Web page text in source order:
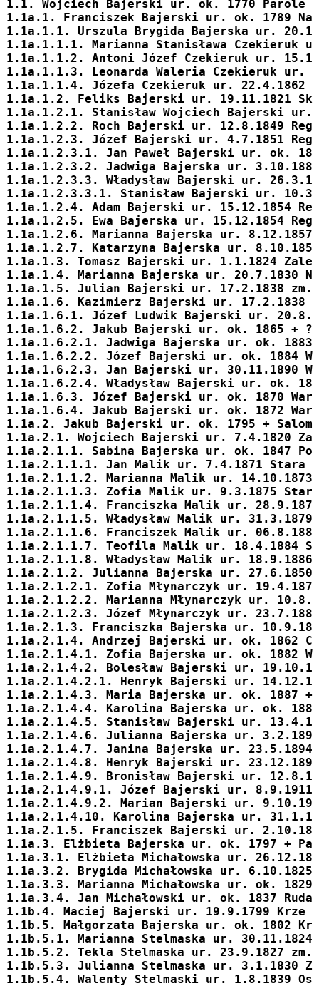
1.1. Wojciech Bajerski ur. ok. 1770 Parole
1.1a.1. Franciszek Bajerski ur. ok. 1789
1.1a.1.1. Urszula Brygida Bajerska ur.
1.1a.1.1.1. Marianna Stanisława Czekieruk
1.1a.1.1.2. Antoni Józef Czekieruk ur.
1.1a.1.1.3. Leonarda Waleria Czekieruk ur.
1.1a.1.1.4. Józefa Czekieruk ur. 22.4.1862
1.1a.1.2. Feliks Bajerski ur. 19.11.1821
1.1a.1.2.1. Stanisław Wojciech Bajerski ur.
1.1a.1.2.2. Roch Bajerski ur. 12.8.1849
1.1a.1.2.3. Józef Bajerski ur. 4.7.1851
1.1a.1.2.3.1. Jan Paweł Bajerski ur. ok.
1.1a.1.2.3.2. Jadwiga Bajerska ur.
1.1a.1.2.3.3. Władysław Bajerski ur.
1.1a.1.2.3.3.1. Stanisław Bajerski ur.
1.1a.1.2.4. Adam Bajerski ur. 15.12.1854
1.1a.1.2.5. Ewa Bajerska ur. 15.12.1854
1.1a.1.2.6. Marianna Bajerska ur. 8.12.1857
1.1a.1.2.7. Katarzyna Bajerska ur.
1.1a.1.3. Tomasz Bajerski ur. 1.1.1824
1.1a.1.4. Marianna Bajerska ur. 20.7.1830
1.1a.1.5. Julian Bajerski ur. 17.2.1838 zm.
1.1a.1.6. Kazimierz Bajerski ur. 17.2.1838
1.1a.1.6.1. Józef Ludwik Bajerski ur.
1.1a.1.6.2. Jakub Bajerski ur. ok. 1865 + ?
1.1a.1.6.2.1. Jadwiga Bajerska ur. ok. 1883
1.1a.1.6.2.2. Józef Bajerski ur. ok. 1884
1.1a.1.6.2.3. Jan Bajerski ur. 30.11.1890
1.1a.1.6.2.4. Władysław Bajerski ur. ok.
1.1a.1.6.3. Józef Bajerski ur. ok. 1870
1.1a.1.6.4. Jakub Bajerski ur. ok. 1872
1.1a.2. Jakub Bajerski ur. ok. 1795 +
1.1a.2.1. Wojciech Bajerski ur. 7.4.1820
1.1a.2.1.1. Sabina Bajerska ur. ok. 1847
1.1a.2.1.1.1. Jan Malik ur. 7.4.1871 Stara
1.1a.2.1.1.2. Marianna Malik ur.
1.1a.2.1.1.3. Zofia Malik ur. 9.3.1875 Stara
1.1a.2.1.1.4. Franciszka Malik ur.
1.1a.2.1.1.5. Władysław Malik ur.
1.1a.2.1.1.6. Franciszek Malik ur.
1.1a.2.1.1.7. Teofila Malik ur. 18.4.1884
1.1a.2.1.1.8. Władysław Malik ur.
1.1a.2.1.2. Julianna Bajerska ur. 27.6.1850
1.1a.2.1.2.1. Zofia Młynarczyk ur.
1.1a.2.1.2.2. Marianna Młynarczyk ur.
1.1a.2.1.2.3. Józef Młynarczyk ur. 23.7.1886
1.1a.2.1.3. Franciszka Bajerska ur.
1.1a.2.1.4. Andrzej
Bajerski ur. ok. 1862
1.1a.2.1.4.1. Zofia Bajerska ur. ok. 1882
1.1a.2.1.4.2. Bolesław Bajerski ur.
1.1a.2.1.4.2.1. Henryk Bajerski ur.
1.1a.2.1.4.3. Maria Bajerska ur. ok. 1887
1.1a.2.1.4.4. Karolina Bajerska ur. ok. 1888
1.1a.2.1.4.5. Stanisław Bajerski ur.
1.1a.2.1.4.6. Julianna Bajerska ur.
1.1a.2.1.4.7. Janina Bajerska ur. 23.5.1894
1.1a.2.1.4.8. Henryk Bajerski ur. 23.12.1896
1.1a.2.1.4.9. Bronisław Bajerski ur.
1.1a.2.1.4.9.1. Józef Bajerski ur. 8.9.1911
1.1a.2.1.4.9.2. Marian Bajerski ur.
1.1a.2.1.4.10. Karolina Bajerska ur.
1.1a.2.1.5. Franciszek Bajerski ur.
1.1a.3. Elżbieta Bajerska ur. ok. 1797 +
1.1a.3.1. Elżbieta Michałowska ur.
1.1a.3.2. Brygida Michałowska ur.
1.1a.3.3. Marianna Michałowska ur. ok.
1.1a.3.4. Jan Michałowski ur. ok. 1837
1.1b.4. Maciej
Bajerski ur. 19.9.1799 Krze
1.1b.5. Małgorzata Bajerska ur. ok. 1802
1.1b.5.1. Marianna Stelmaska ur.
1.1b.5.2. Tekla Stelmaska ur. 23.9.1827
1.1b.5.3. Julianna Stelmaska ur. 3.1.1830
1.1b.5.4. Walenty Stelmaski ur. 1.8.1839